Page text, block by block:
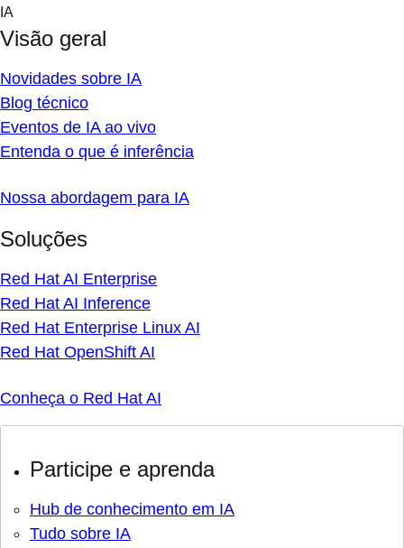
Skip
content
IA
Visão geral
Novidades sobre IA
Blog técnico
Eventos de IA ao vivo
Entenda o que é inferência
Nossa abordagem para IA
Soluções
Red Hat AI Enterprise
Red Hat AI Inference
Red Hat Enterprise Linux AI
Red Hat OpenShift AI
Conheça o Red Hat AI
Participe e aprenda
Hub de conhecimento em IA
Tudo sobre IA